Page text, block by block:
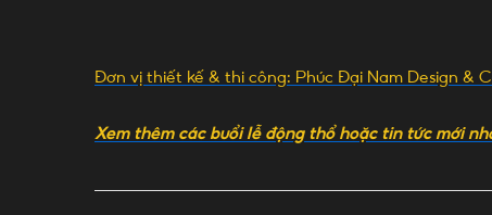
Đơn vị thiết kế & thi công: Phúc Đại Nam Design &
Xem thêm các buổi lễ động thổ hoặc tin tức mới